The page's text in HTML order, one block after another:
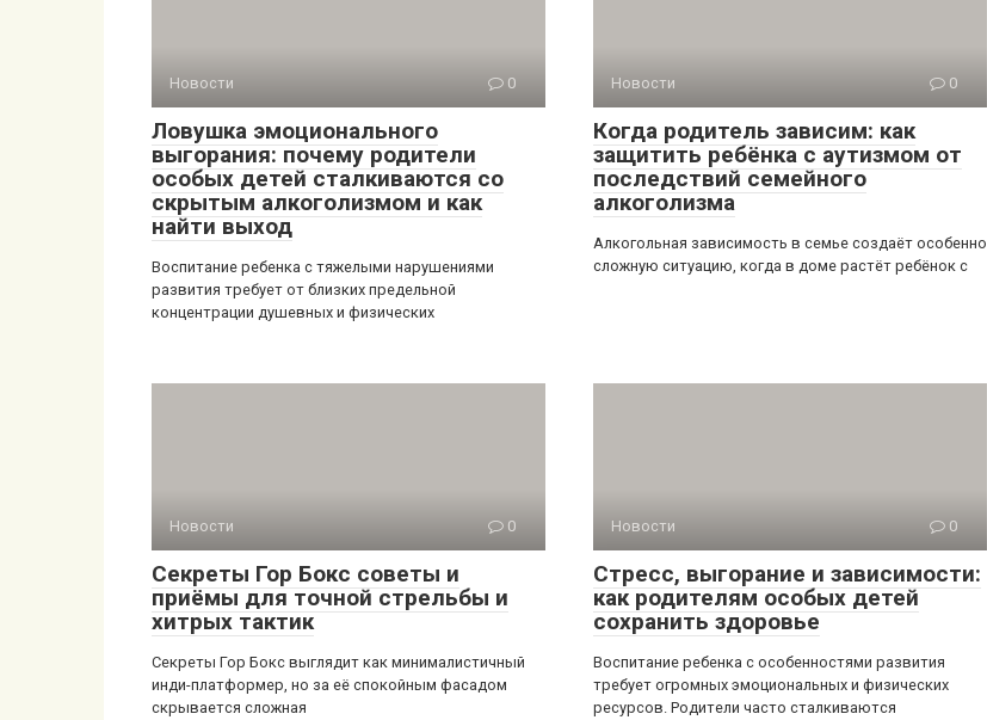
Новости 0
Ловушка эмоционального
выгорания: почему родители
особых детей сталкиваются со
скрытым алкоголизмом и как
найти выход
Воспитание ребенка с тяжелыми нарушениями
развития требует от близких предельной
концентрации душевных и физических
Новости 0
Когда родитель зависим: как
защитить ребёнка с аутизмом от
последствий семейного
алкоголизма
Алкогольная зависимость в семье создаёт особенно
сложную ситуацию, когда в доме растёт ребёнок с
Новости 0
Секреты Гор Бокс советы и
приёмы для точной стрельбы и
хитрых тактик
Секреты Гор Бокс выглядит как минималистичный
инди-платформер, но за её спокойным фасадом
скрывается сложная
Новости 0
Стресс, выгорание и зависимости:
как родителям особых детей
сохранить здоровье
Воспитание ребенка с особенностями развития
требует огромных эмоциональных и физических
ресурсов. Родители часто сталкиваются